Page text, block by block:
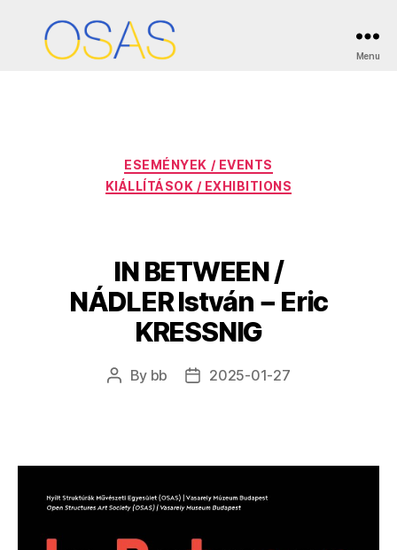
Menu
Tag:Eric Kressnig
Categories
ESEMÉNYEK / EVENTS
KIÁLLÍTÁSOK / EXHIBITIONS
IN BETWEEN /
NÁDLER István − Eric
KRESSNIG
PostBy bb
Post2025-01-27